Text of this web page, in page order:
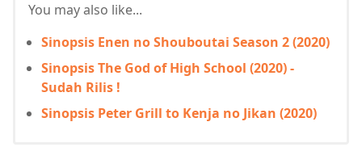
You may also like...
Sinopsis Enen no Shouboutai Season 2 (2020)
Sinopsis The God of High School (2020) -
Sudah Rilis !
Sinopsis Peter Grill to Kenja no Jikan (2020)